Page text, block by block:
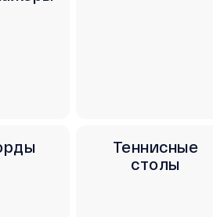
Теннисные
столы